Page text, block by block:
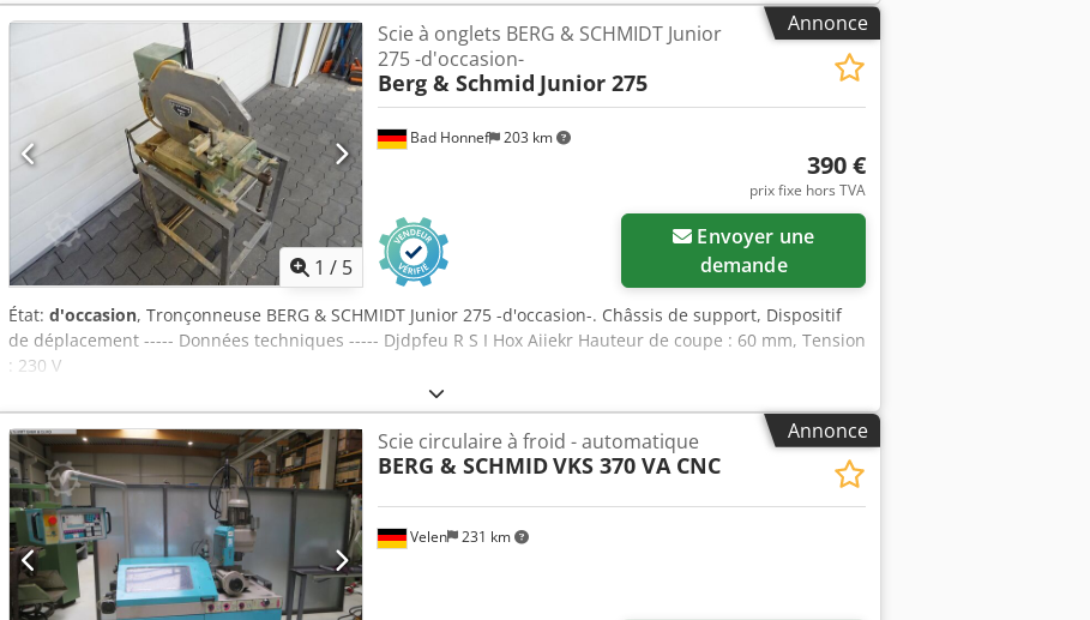
Dimension de la lame de scie : 315x40mm D'autres accessoires comme les lames de scie, les convoyeurs à
rouleaux, les butées de mesure, la lubrification par quantités minimales, etc. sont disponibles sur
demande ! Délai de livraison : départ entrepôt Waiblingen Beinstein
Annonce
1 / 5
Bad Honnef 203 km
Scie à onglets BERG & SCHMIDT Junior
275 -d'occasion-
Berg & Schmid Junior 275
390 €
prix fixe hors TVA
demande
État: d'occasion, Tronçonneuse BERG & SCHMIDT Junior 275 -d'occasion-. Châssis de support, Dispositif
de déplacement ----- Données techniques ----- Djdpfeu R S I Hox Aiiekr Hauteur de coupe : 60 mm, Tension
: 230 V
Annonce
Velen 231 km
Scie circulaire à froid - automatique
BERG & SCHMIDVKS 370 VA CNC